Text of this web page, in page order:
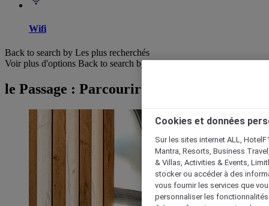
Wifi
Back to search by Les plus recherchés
Voir plus d'options Back to search by categories
le Passage : Parcourir les hôtels
Cookies et données
Sur les sites internet ALL,
Mantra, Resorts, Business
& Villas, Activities & Events,
stocker ou accéder à des
vous fournir les services que
personnaliser les